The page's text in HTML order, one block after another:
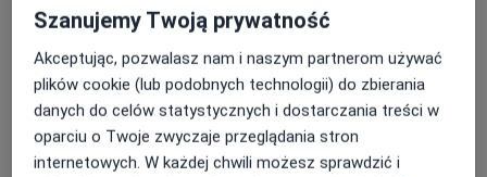
Elektroterapia
Szczegóły
Fala uderzeniowa
Od 60 zł Szczegóły
Szanujemy Twoją prywatność
Akceptując, pozwalasz nam i naszym partnerom używać
plików cookie (lub podobnych technologii) do zbierania
danych do celów statystycznych i dostarczania treści w
oparciu o Twoje zwyczaje przeglądania stron
internetowych. W każdej chwili możesz sprawdzić i